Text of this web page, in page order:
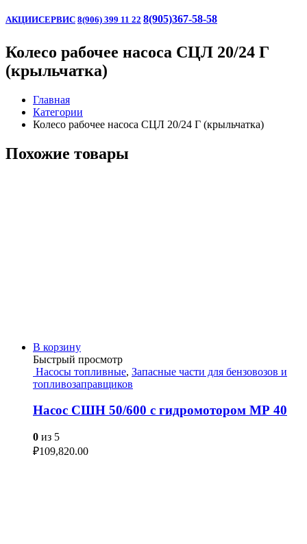
АКЦИИСЕРВИС 8(906) 399 11 22 8(905)367-58-58
Колесо рабочее насоса СЦЛ 20/24 Г
(крыльчатка)
Главная
Категории
Колесо рабочее насоса СЦЛ 20/24 Г (крыльчатка)
Похожие товары
В корзину
Быстрый просмотр
Насосы топливные, Запасные части для бензовозов и
топливозаправщиков
Насос СШН 50/600 с гидромотором МР 40
0 из 5
₽109,820.00